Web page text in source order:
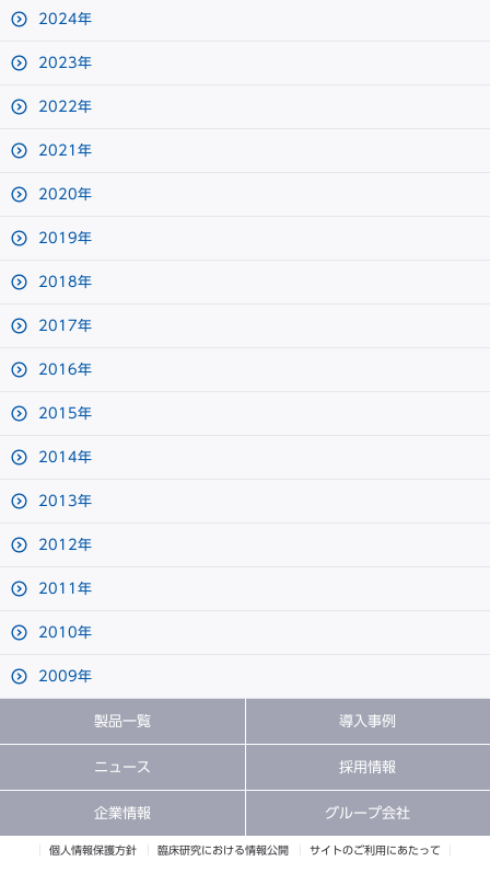
2024年
2023年
2022年
2021年
2020年
2019年
2018年
2017年
2016年
2015年
2014年
2013年
2012年
2011年
2010年
2009年
製品一覧 導入事例
ニュース
企業情報
採用情報
グループ会社
個人情報保護方針 臨床研究における情報公開 サイトのご利用にあたって